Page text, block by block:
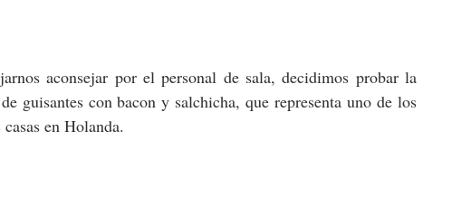
guisantes con bacon y salchicha, que representa uno de los
en Holanda.